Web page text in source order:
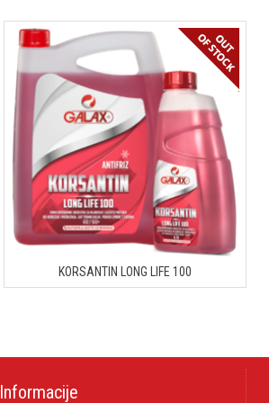
KORSANTIN LONG LIFE 100
Informacije